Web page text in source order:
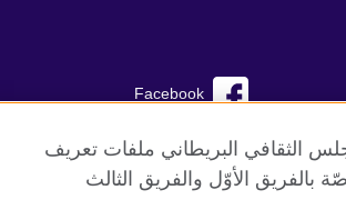
Facebook
Instagram
TikTok
الثقافي البريطاني ملفات تعريف
بالفريق الأوّل والفريق الثالث